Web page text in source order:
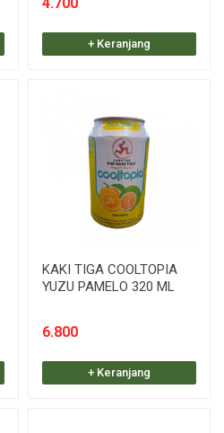
+ Keranjang
KAKI TIGA COOLTOPIA
YUZU PAMELO 320 ML
6.800
+ Keranjang